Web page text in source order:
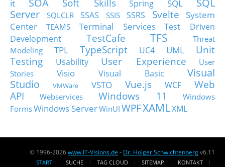
it
SOA Soft Skills Spring SQL
SQL
Server
SQLCLR SSAS SSIS SSRS Svelte
System
Center
TEAMS Terminal Services
Test Driven
Development
TestCafe TFS
Threat
Modeling
TPL TypeScript UC4 UML
Unit
Testing
Usability User Experience
User
Stories
Visio Visual Basic
Visual
Studio
VMWare VSTO Vue.js WCF
Web
API
Webservices Windows 11
Windows
FormsWindows ServerWinUI WPFXAMLXML
© 1996-2026www.IT-Visions.de - Dr. Holger Schwichtenbergv6.11
START SUCHE TAG CLOUD SITEMAP
KONTAKT